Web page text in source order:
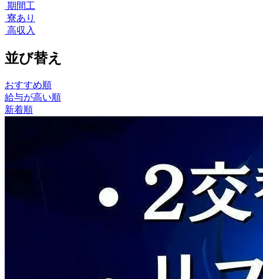
期間工
寮あり
高収入
並び替え
おすすめ順
給与が高い順
新着順